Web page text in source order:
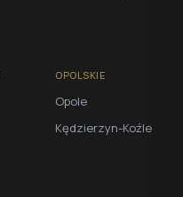
OPOLSKIE
Opole
Kędzierzyn-Koźle